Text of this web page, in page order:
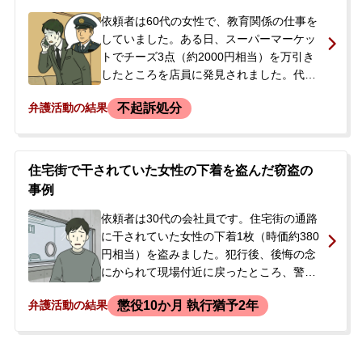
ました。
依頼者は60代の女性で、教育関係の仕事を
していました。ある日、スーパーマーケッ
トでチーズ3点（約2000円相当）を万引き
したところを店員に発見されました。代金
調べを受けることになりました。警察官か
とや、仕事を続けられなくなることを強く
不安に感じました。また、以前から他の店
ており、それらの罪も償いたいという思い
から、当事務所に相談されました。
弁護活動の結果 不起訴処分
住宅街で干されていた女性の下着を盗んだ窃盗の
事例
依頼者は30代の会社員です。住宅街の通路
に干されていた女性の下着1枚（時価約380
円相当）を盗みました。犯行後、後悔の念
にかられて現場付近に戻ったところ、警察
た。一度逮捕されましたが、その日のうち
弁護活動の結果 懲役10か月 執行猶予2年